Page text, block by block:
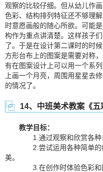
观察的比较仔细。但从幼儿作
色彩、结构排列特征还不够理
时意愿画般的随心所欲。可能
构作为重点讲清楚。这样孩子
了。于是在设计第二课时的时
方形台布上的图案是需要对称
有在图案设计上可以用一个系
上画一个月亮，周围用星星去
的情况了。
14、中班美术教案《
教学目标：
1.通过观察和欣赏各种
2.尝试运用各种简单的
美。
3.在创作时体验色彩和